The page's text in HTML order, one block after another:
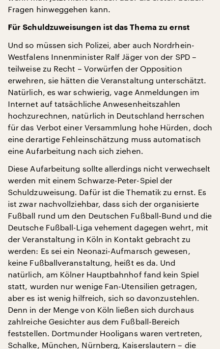
Fragen hinweggehen kann.
Für Schuldzuweisungen ist das Thema zu ernst
Und so müssen sich Polizei, aber auch Nordrhein-
Westfalens Innenminister Ralf Jäger von der SPD –
teilweise zu Recht – Vorwürfen der Opposition
erwehren, sie hätten die Veranstaltung unterschätzt.
Natürlich, es war schwierig, vage Anmeldungen im
Internet auf tatsächliche Anwesenheitszahlen
hochzurechnen, natürlich in Deutschland herrschen
für das Verbot einer Versammlung hohe Hürden, doch
eine derartige Fehleinschätzung muss automatisch
eine Aufarbeitung nach sich ziehen.
Diese Aufarbeitung sollte allerdings nicht verwechselt
werden mit einem Schwarze-Peter-Spiel der
Schuldzuweisung. Dafür ist die Thematik zu ernst. Es
ist zwar nachvollziehbar, dass sich der organisierte
Fußball rund um den Deutschen Fußball-Bund und die
Deutsche Fußball-Liga vehement dagegen wehrt, mit
der Veranstaltung in Köln in Kontakt gebracht zu
werden: Es sei ein Neonazi-Aufmarsch gewesen,
keine Fußballveranstaltung, heißt es da. Und
natürlich, am Kölner Hauptbahnhof fand kein Spiel
statt, wurden nur wenige Fan-Utensilien getragen,
aber es ist wenig hilfreich, sich so davonzustehlen.
Denn in der Menge von Köln ließen sich durchaus
zahlreiche Gesichter aus dem Fußball-Bereich
feststellen. Dortmunder Hooligans waren vertreten,
Schalke, München, Nürnberg, Kaiserslautern – die